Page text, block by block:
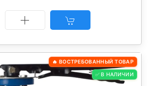
🔥 ВОСТРЕБОВАННЫЙ ТОВАР
✅ В НАЛИЧИИ